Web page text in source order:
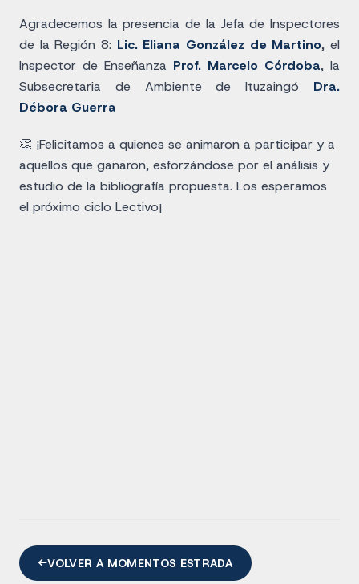
Agradecemos la presencia de la Jefa de Inspectores
de la Región 8: Lic. Eliana González de Martino, el
Inspector de Enseñanza Prof. Marcelo Córdoba, la
Subsecretaria de Ambiente de Ituzaingó Dra.
Débora Guerra
👏 ¡Felicitamos a quienes se animaron a participar y a
aquellos que ganaron, esforzándose por el análisis y
estudio de la bibliografía propuesta. Los esperamos
el próximo ciclo Lectivo¡
VOLVER A MOMENTOS ESTRADA